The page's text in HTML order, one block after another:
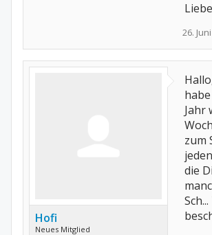
26.
Hofi
Neues Mitglied
Jahr
zum
die